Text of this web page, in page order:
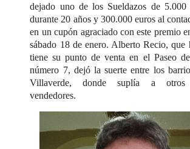
dejado uno de los Sueldazos de 5.000
durante 20 años y 300.000 euros al
en un cupón agraciado con este premio
sábado 18 de enero. Alberto Recio, que
tiene su punto de venta en el Paseo
número 7, dejó la suerte entre los
Villaverde, donde suplía a otros
vendedores.